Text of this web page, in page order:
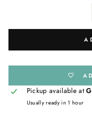
Pickup available at
Usually ready in 1 hour